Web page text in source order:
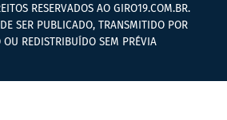
RESERVADOS AO GIRO19.COM.BR.
SER PUBLICADO, TRANSMITIDO POR
OU REDISTRIBUÍDO SEM PRÉVIA